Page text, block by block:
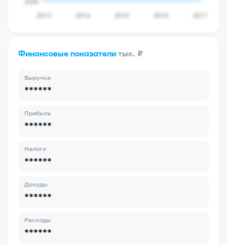
Финансовые показатели тыс. ₽
Выручка
******
Прибыль
******
Налоги
******
Доходы
******
Расходы
******